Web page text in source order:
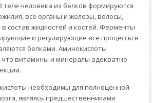
теле человека из белков формируются
все органы и железы, волосы,
в состав жидкостей и костей. Ферменты
и регулирующие все процессы в
белками. Аминокислоты
что витамины и минералы адекватно
необходимы для полноценной
являясь предшественниками